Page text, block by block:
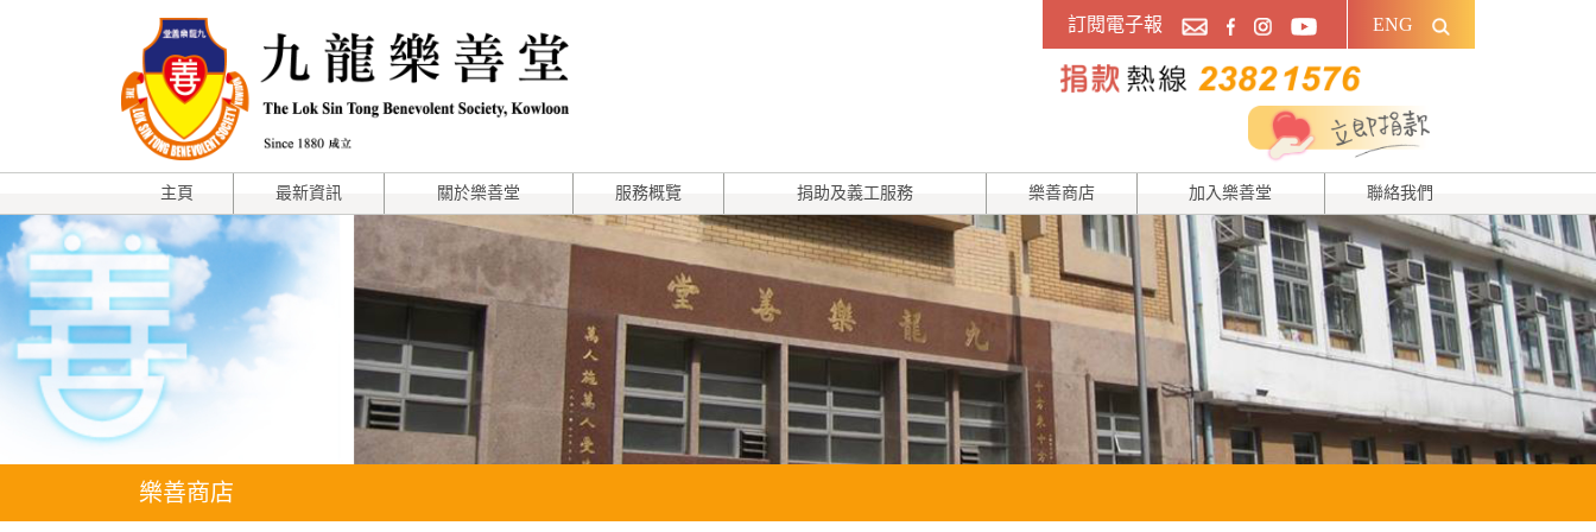
訂閱電子報 ENG
主頁 最新資訊 關於樂善堂 服務概覽 捐助及義工服務 樂善商店 加入樂善堂 聯絡我們
樂善商店